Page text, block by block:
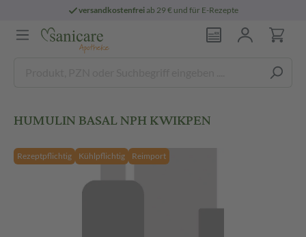
versandkostenfreiab 29 € und für E-Rezepte
HUMULIN BASAL NPH KWIKPEN
Rezeptpflichtig Kühlpflichtig Reimport